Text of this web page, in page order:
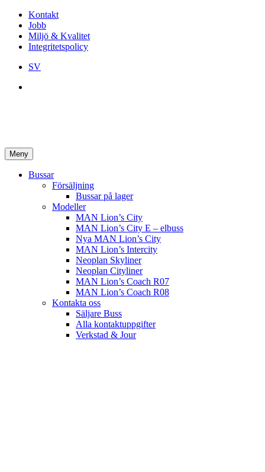
Kontakt
Jobb
Miljö & Kvalitet
Integritetspolicy
SV
Meny
Bussar
Försäljning
Bussar på lager
Modeller
MAN Lion’s City
MAN Lion’s City E – elbuss
Nya MAN Lion’s City
MAN Lion’s Intercity
Neoplan Skyliner
Neoplan Cityliner
MAN Lion’s Coach R07
MAN Lion’s Coach R08
Kontakta oss
Säljare Buss
Alla kontaktuppgifter
Verkstad & Jour